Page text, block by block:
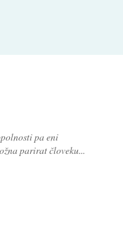
pa eni
parirat človeku...